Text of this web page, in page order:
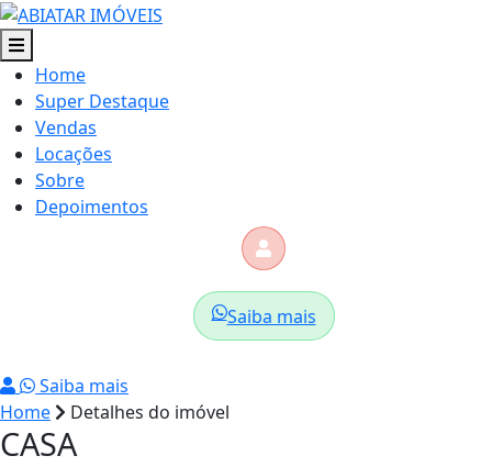
Home
Super Destaque
Vendas
Locações
Sobre
Depoimentos
Saiba mais
Saiba mais
Home
Detalhes do imóvel
CASA